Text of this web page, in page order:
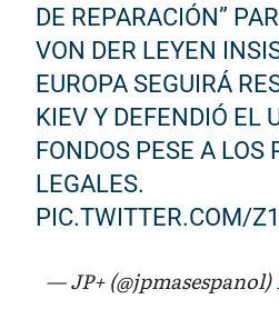
DE REPARACIÓN”
VON DER LEYEN
EUROPA SEGUIRÁ
KIEV Y DEFENDIÓ EL
FONDOS PESE A LOS
LEGALES.
PIC.TWITTER.COM/
— JP+ (@jpmasespanol)